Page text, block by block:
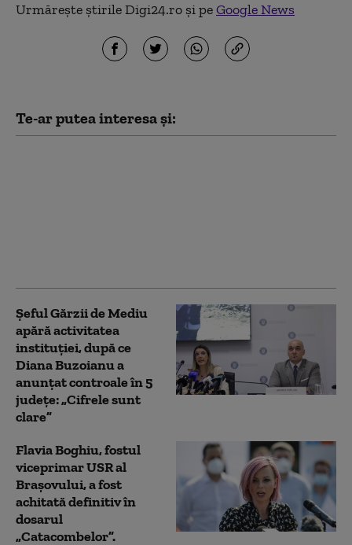
Urmărește știrile Digi24.ro și peGoogle News
Te-ar putea interesa și:
Șeful Gărzii de Mediu
apără activitatea
instituției, după ce
Diana Buzoianu a
anunțat controale în 5
județe: „Cifrele sunt
clare”
Flavia Boghiu, fostul
viceprimar USR al
Brașovului, a fost
achitată definitiv în
dosarul
„Catacombelor”.